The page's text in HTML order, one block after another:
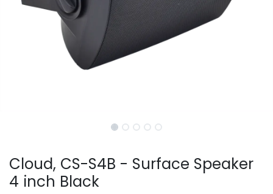
Cloud, CS-S4B - Surface Speaker
4 inch Black